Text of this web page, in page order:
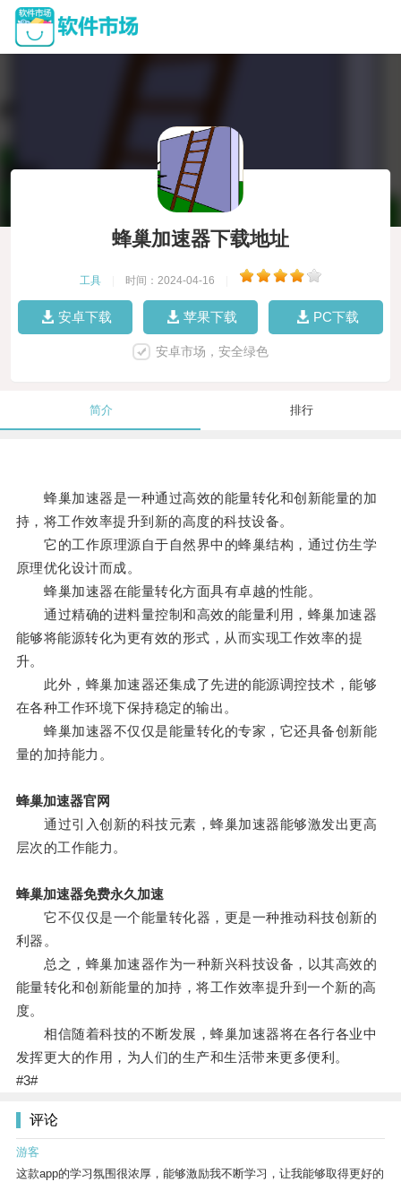
蜂巢加速器下载地址
工具 时间：2024-04-16
安卓下载 苹果下载 PC下载
安卓市场，安全绿色
简介 排行
蜂巢加速器是一种通过高效的能量转化和创新能量的加
持，将工作效率提升到新的高度的科技设备。
它的工作原理源自于自然界中的蜂巢结构，通过仿生学
原理优化设计而成。
蜂巢加速器在能量转化方面具有卓越的性能。
通过精确的进料量控制和高效的能量利用，蜂巢加速器
能够将能源转化为更有效的形式，从而实现工作效率的提
升。
此外，蜂巢加速器还集成了先进的能源调控技术，能够
在各种工作环境下保持稳定的输出。
蜂巢加速器不仅仅是能量转化的专家，它还具备创新能
量的加持能力。
蜂巢加速器官网
通过引入创新的科技元素，蜂巢加速器能够激发出更高
层次的工作能力。
蜂巢加速器免费永久加速
它不仅仅是一个能量转化器，更是一种推动科技创新的
利器。
总之，蜂巢加速器作为一种新兴科技设备，以其高效的
能量转化和创新能量的加持，将工作效率提升到一个新的高
度。
相信随着科技的不断发展，蜂巢加速器将在各行各业中
发挥更大的作用，为人们的生产和生活带来更多便利。
#3#
评论
游客
这款app的学习氛围很浓厚，能够激励我不断学习，让我能够取得更好的